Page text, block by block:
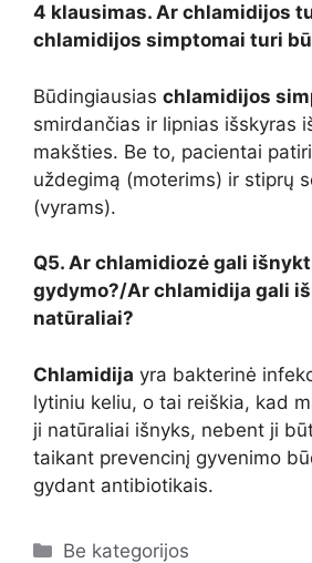
4 klausimas. Ar chlamidijos
chlamidijos simptomai turi
Būdingiausias chlamidijos
smirdančias ir lipnias išskyras
makšties. Be to, pacientai
uždegimą (moterims) ir stiprų
(vyrams).
Q5. Ar chlamidiozė gali
gydymo?/Ar chlamidija gali
natūraliai?
Chlamidija yra bakterinė
lytiniu keliu, o tai reiškia, kad
ji natūraliai išnyks, nebent ji
taikant prevencinį gyvenimo
gydant antibiotikais.
Kategorijos
Be kategorijos